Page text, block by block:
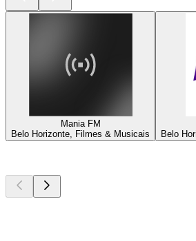
Mania FM
Belo Horizonte, Filmes & Musicais
Belo